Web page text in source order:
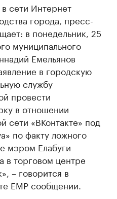
сети Интернет
города, пресс-
в понедельник, 25
муниципального
Емельянов
в городскую
службу
провести
в отношении
сети «ВКонтакте» под
по факту ложного
мэром Елабуги
в торговом центре
– говорится в
ЕМР сообщении.